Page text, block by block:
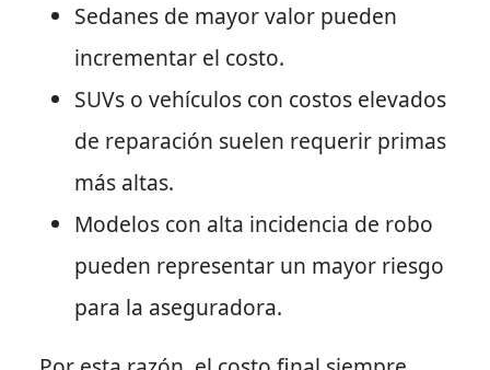
Sedanes de mayor valor pueden
incrementar el costo.
SUVs o vehículos con costos elevados
de reparación suelen requerir primas
más altas.
Modelos con alta incidencia de robo
pueden representar un mayor riesgo
para la aseguradora.